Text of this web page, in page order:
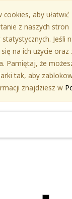
cookies, aby ułatwić
z naszych stron
Jeśli
na ich użycie oraz
Pamiętaj, że
tak, aby
znajdziesz w